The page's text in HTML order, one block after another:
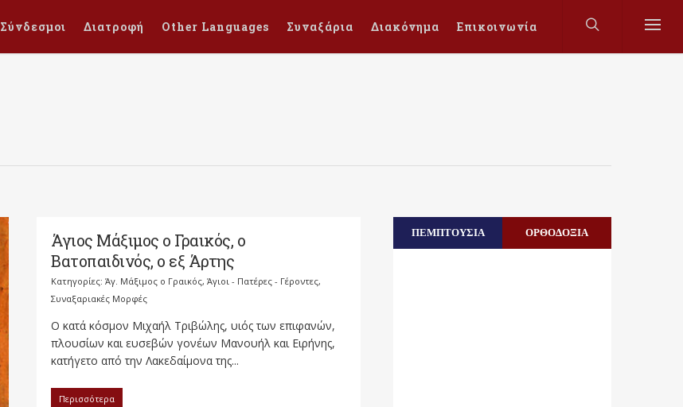
Σύνδεσμοι Διατροφή Other Languages Συναξάρια Διακόνημα Επικοινωνία
Άγιος Μάξιμος ο Γραικός, ο
Βατοπαιδινός, ο εξ Άρτης
Κατηγορίες: Άγ. Μάξιμος ο Γραικός, Άγιοι - Πατέρες - Γέροντες,
Συναξαριακές Μορφές
Ο κατά κόσμον Μιχαήλ Τριβώλης, υιός των επιφανών,
πλουσίων και ευσεβών γονέων Μανουήλ και Ειρήνης,
κατήγετο από την Λακεδαίμονα της...
Περισσότερα
ΠΕΜΠΤΟΥΣΙΑ ΟΡΘΟΔΟΞΙΑ